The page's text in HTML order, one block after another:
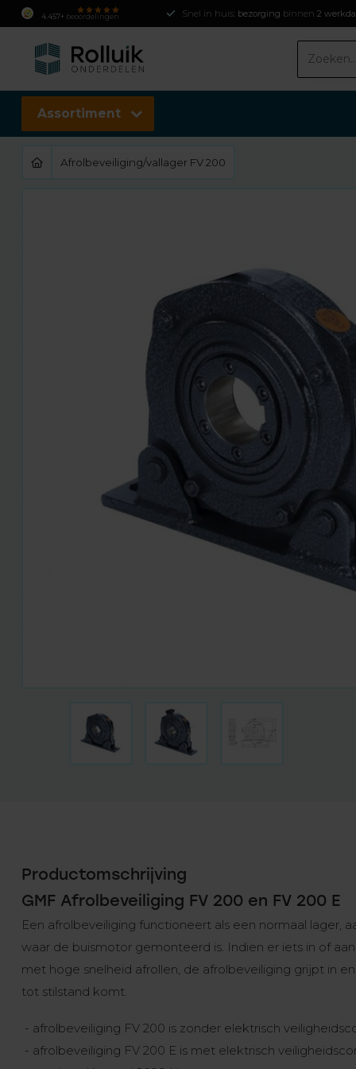
4.457+ beoordelingen Snel in huis: bezorging binnen 2
Assortiment
Afrolbeveiliging/vallager FV 200
Productomschrijving
GMF Afrolbeveiliging FV 200 en FV 200 E
Een afrolbeveiliging functioneert als een normaal lager,
waar de buismotor gemonteerd is. Indien er iets in of
met hoge snelheid afrollen, de afrolbeveiliging grijpt in
tot stilstand komt.
- afrolbeveiliging FV 200 is zonder elektrisch
- afrolbeveiliging FV 200 E is met elektrisch